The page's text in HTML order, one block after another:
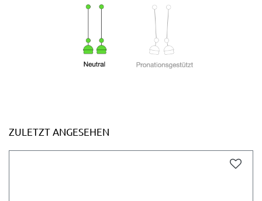
ZULETZT ANGESEHEN